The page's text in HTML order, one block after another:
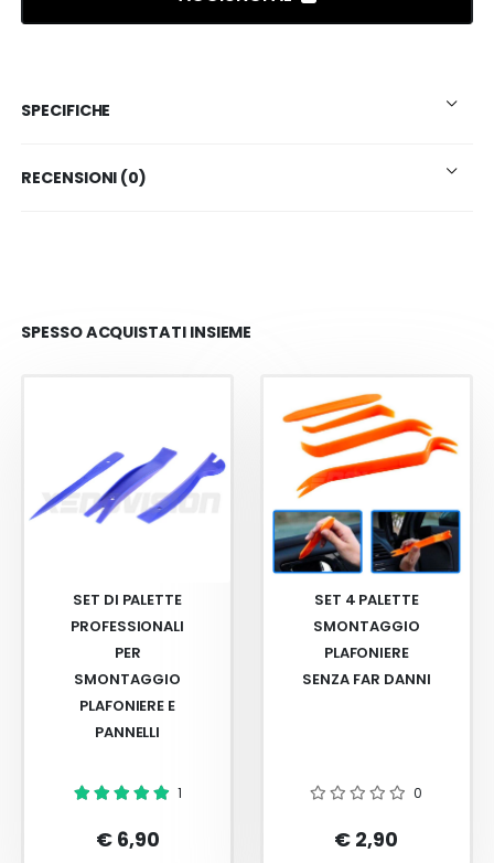
SPECIFICHE
RECENSIONI (0)
SPESSO ACQUISTATI INSIEME
SET DI PALETTE
PROFESSIONALI
PER
SMONTAGGIO
PLAFONIERE E
PANNELLI
1
€ 6,90
SET 4 PALETTE
SMONTAGGIO
PLAFONIERE
SENZA FAR DANNI
0
€ 2,90